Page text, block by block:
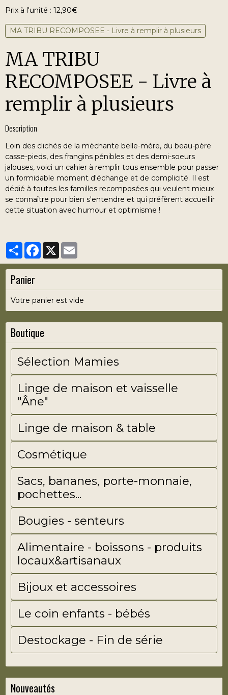
Prix à l'unité : 12,90€
MA TRIBU RECOMPOSEE - Livre à remplir à plusieurs
MA TRIBU
RECOMPOSEE - Livre à
remplir à plusieurs
Description
Loin des clichés de la méchante belle-mère, du beau-père
casse-pieds, des frangins pénibles et des demi-soeurs
jalouses, voici un cahier à remplir tous ensemble pour passer
un formidable moment d'échange et de complicité. Il est
dédié à toutes les familles recomposées qui veulent mieux
se connaître pour bien s'entendre et qui préfèrent accueillir
cette situation avec humour et optimisme !
PartagerFacebook
X
Panier
Votre panier est vide
Boutique
Sélection Mamies
Linge de maison et vaisselle
"Âne"
Linge de maison & table
Cosmétique
Sacs, bananes, porte-monnaie,
pochettes...
Bougies - senteurs
Alimentaire - boissons - produits
locaux&artisanaux
Bijoux et accessoires
Le coin enfants - bébés
Destockage - Fin de série
Nouveautés